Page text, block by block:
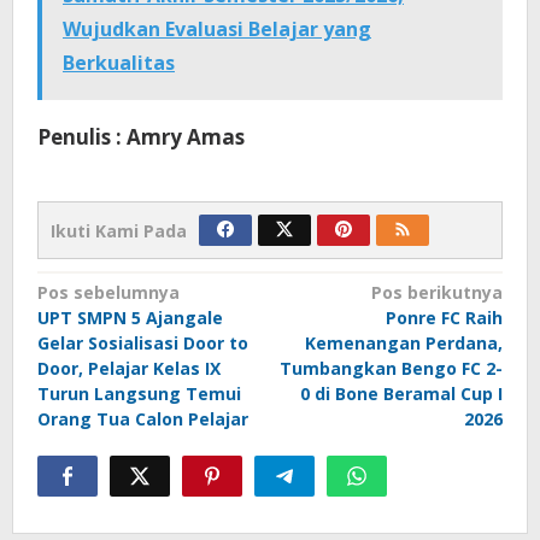
Wujudkan Evaluasi Belajar yang
Berkualitas
Penulis : Amry Amas
Ikuti Kami Pada
Navigasi
pos
Pos sebelumnya
UPT SMPN 5 Ajangale
Gelar Sosialisasi Door to
Door, Pelajar Kelas IX
Turun Langsung Temui
Orang Tua Calon Pelajar
Pos berikutnya
Ponre FC Raih
Kemenangan Perdana,
Tumbangkan Bengo FC 2-
0 di Bone Beramal Cup I
2026